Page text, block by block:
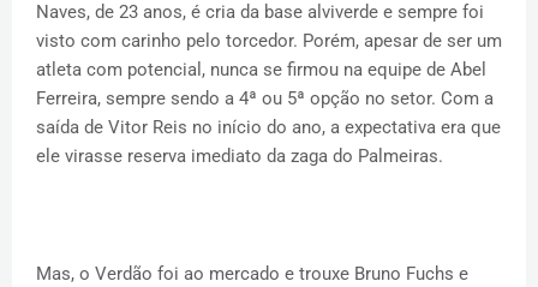
Naves, de 23 anos, é cria da base alviverde e sempre foi
visto com carinho pelo torcedor. Porém, apesar de ser um
atleta com potencial, nunca se firmou na equipe de Abel
Ferreira, sempre sendo a 4ª ou 5ª opção no setor. Com a
saída de Vitor Reis no início do ano, a expectativa era que
ele virasse reserva imediato da zaga do Palmeiras.
Mas, o Verdão foi ao mercado e trouxe Bruno Fuchs e